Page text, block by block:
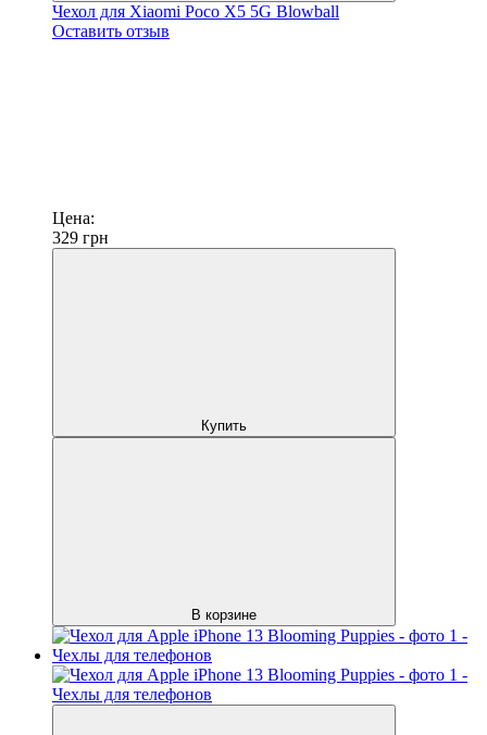
Чехол для Xiaomi Poco X5 5G Blowball
Оставить отзыв
Цена:
329 грн
Купить
В корзине